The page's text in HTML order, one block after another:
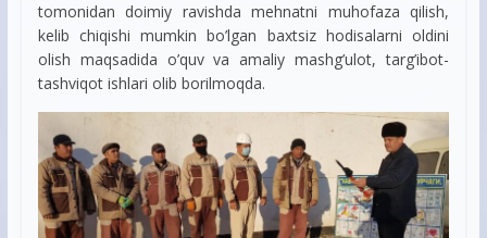
tomonidan doimiy ravishda mehnatni muhofaza qilish,
kelib chiqishi mumkin bo’lgan baxtsiz hodisalarni oldini
olish maqsadida o’quv va amaliy mashg’ulot, targ’ibot-
tashviqot ishlari olib borilmoqda.